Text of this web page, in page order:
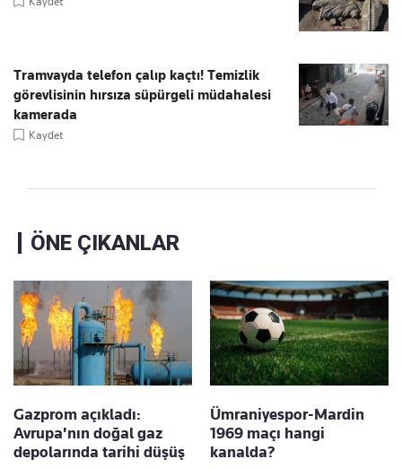
Tramvayda telefon çalıp kaçtı! Temizlik
görevlisinin hırsıza süpürgeli müdahalesi
kamerada
Kaydet
ÖNE ÇIKANLAR
Gazprom açıkladı:
Avrupa'nın doğal gaz
depolarında tarihi düşüş
Ümraniyespor-Mardin
1969 maçı hangi
kanalda?